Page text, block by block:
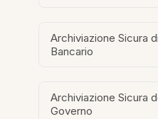
Archiviazione Sicura
Bancario
Archiviazione Sicura
Governo